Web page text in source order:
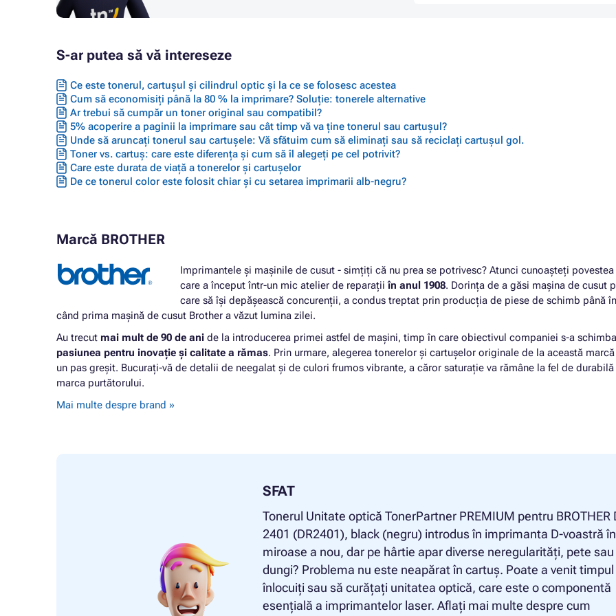
S-ar putea să vă intereseze
Ce este tonerul, cartușul și cilindrul optic și la ce se folosesc acestea
Cum să economisiți până la 80 % la imprimare? Soluție: tonerele alternative
Ar trebui să cumpăr un toner original sau compatibil?
5% acoperire a paginii la imprimare sau cât timp vă va ține tonerul sau cartușul?
Unde să aruncați tonerul sau cartușele: Vă sfătuim cum să eliminați sau să reciclați cartușul gol.
Toner vs. cartuș: care este diferența și cum să îl alegeți pe cel potrivit?
Care este durata de viață a tonerelor și cartușelor
De ce tonerul color este folosit chiar și cu setarea imprimarii alb-negru?
Marcă BROTHER
Imprimantele și mașinile de cusut - simțiți că nu prea se potrivesc? Atunci cunoașteți povestea
care a început într-un mic atelier de reparațiiîn anul 1908. Dorința de a găsi mașina de cusut
care să își depășească concurenții, a condus treptat prin producția de piese de schimb până
când prima mașină de cusut Brother a văzut lumina zilei.
Au trecut mai mult de 90 de ani de la introducerea primei astfel de mașini, timp în care obiectivul companiei s-a
pasiunea pentru inovație și calitate a rămas. Prin urmare, alegerea tonerelor și cartușelor originale de la această
un pas greșit. Bucurați-vă de detalii de neegalat și de culori frumos vibrante, a căror saturație va rămâne la fel de
marca purtătorului.
Mai multe despre brand »
SFAT
Tonerul Unitate optică TonerPartner PREMIUM pentru BROTHER
2401 (DR2401), black (negru) introdus în imprimanta D-voastră
miroase a nou, dar pe hârtie apar diverse neregularități, pete sau
dungi? Problema nu este neapărat în cartuș. Poate a venit
înlocuiți sau să curățați unitatea optică, care este o componentă
esențială a imprimantelor laser. Aflați mai multe despre cum